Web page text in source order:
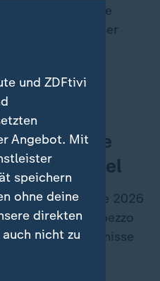
Und dass eine
der
beim finalen
Ergebnisse
Winterspiele 2026
Cortina d’Ampezzo
Zeitplan, Ergebnisse
und ZDFtivi
Angebot. Mit
speichern
ohne deine
direkten
nicht zu